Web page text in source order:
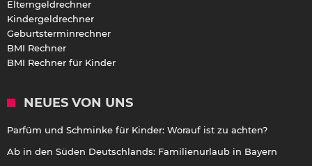
Elterngeldrechner
Kindergeldrechner
Geburtsterminrechner
BMI Rechner
BMI Rechner für Kinder
NEUES VON UNS
Parfüm und Schminke für Kinder: Worauf ist zu achten?
Ab in den Süden Deutschlands: Familienurlaub in Bayern